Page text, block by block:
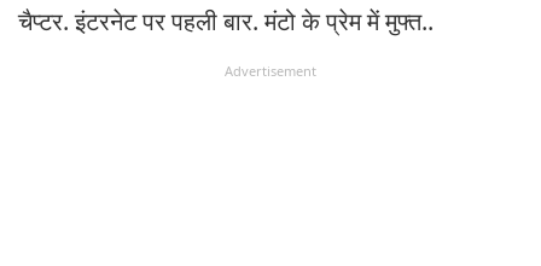
चैप्टर. इंटरनेट पर पहली बार. मंटो के प्रेम में मुफ्त..
Advertisement